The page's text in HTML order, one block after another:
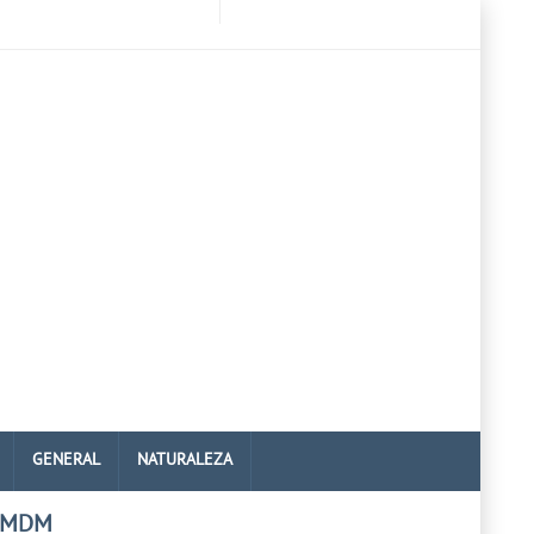
GENERAL NATURALEZA